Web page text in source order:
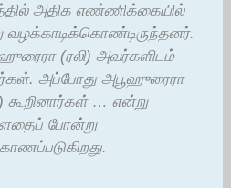
அதிக எண்ணிக்கையில்
வழக்காடிக்கொண்டிருந்தனர்.
(ரலி) அவர்களிடம்
அப்போது அபூஹுரைரா
கூறினார்கள் … என்று
போன்று